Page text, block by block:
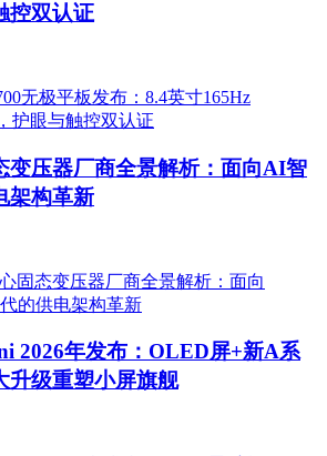
控双认证
变压器厂商全景解析：面向AI智
架构革新
2026年发布：OLED屏+新A系
升级重塑小屏旗舰